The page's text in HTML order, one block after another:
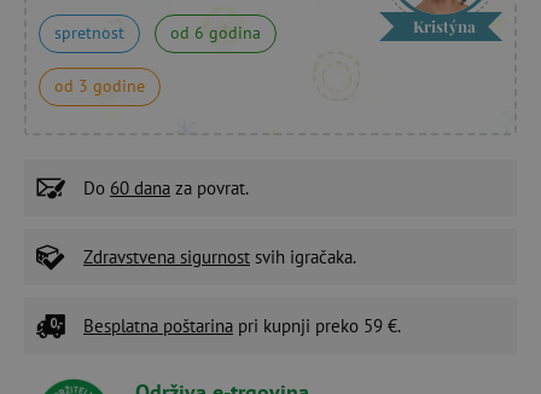
spretnost od 6 godina
od 3 godine
Kristýna
Do 60 dana za povrat.
Zdravstvena sigurnost svih igračaka.
Besplatna poštarina pri kupnji preko 59 €.